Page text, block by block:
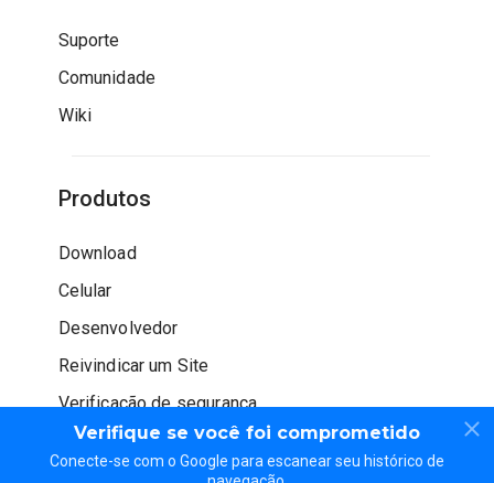
Verifique se você foi comprometido
Conecte-se com o Google para escanear seu histórico de
Suporte
Comunidade
Wiki
Produtos
Download
Celular
Desenvolvedor
Reivindicar um Site
Verificação de segurança